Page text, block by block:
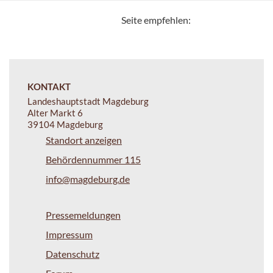
Seite empfehlen:
KONTAKT
Landeshauptstadt Magdeburg
Alter Markt 6
39104 Magdeburg
Standort anzeigen
Behördennummer 115
info@magdeburg.de
Pressemeldungen
Impressum
Datenschutz